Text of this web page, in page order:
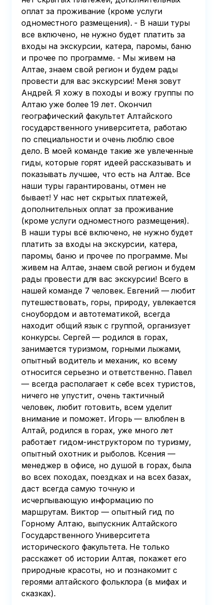
оплат за проживание (кроме услуги
одноместного размещения). - В наши туры
все включено, не нужно будет платить за
входы на экскурсии, катера, паромы, баню
и прочее по программе. - Мы живем на
Алтае, знаем свой регион и будем рады
провести для вас экскурсии! Меня зовут
Андрей. Я хожу в походы и вожу группы по
Алтаю уже более 19 лет. Окончил
географический факультет Алтайского
государственного университета, работаю
по специальности и очень люблю свое
дело. В моей команде такие же увлеченные
гиды, которые горят идеей рассказывать и
показывать лучшее, что есть на Алтае. Все
наши туры гарантированы, отмен не
бывает! У нас нет скрытых платежей,
дополнительных оплат за проживание
(кроме услуги одноместного размещения).
В наши туры всё включено, не нужно будет
платить за входы на экскурсии, катера,
паромы, баню и прочее по программе. Мы
живем на Алтае, знаем свой регион и будем
рады провести для вас экскурсии! Всего в
нашей команде 7 человек. Евгений — любит
путешествовать, горы, природу, увлекается
сноубордом и автотематикой, всегда
находит общий язык с группой, организует
конкурсы. Сергей — родился в горах,
занимается туризмом, горными лыжами,
опытный водитель и механик, ко всему
относится серьезно и ответственно. Павел
— всегда располагает к себе всех туристов,
ничего не упустит, очень тактичный
человек, любит готовить, всем уделит
внимание и поможет. Игорь — влюблен в
Алтай, родился в горах, уже много лет
работает гидом-инструктором по туризму,
опытный охотник и рыболов. Ксения —
менеджер в офисе, но душой в горах, была
во всех походах, поездках и на всех базах,
даст всегда самую точную и
исчерпывающую информацию по
маршрутам. Виктор — опытный гид по
Горному Алтаю, выпускник Алтайского
Государственного Университета
исторического факультета. Не только
расскажет об истории Алтая, покажет его
природные красоты, но и познакомит с
героями алтайского фольклора (в мифах и
сказках).